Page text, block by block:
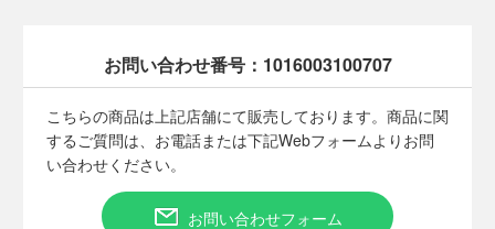
目立ったキズや汚れが見受けられず良好に感じられます。
■状態等は画像をご確認・ご参照下さい。
こちらの商品はお客様から買取させていただいた商品であり、
人の手を経た商品です。
お問い合わせ番号： 1016003100707
こちらの商品は上記店舗にて販売しております。商品に関
するご質問は、お電話または下記Webフォームよりお問
い合わせください。
お問い合わせフォーム